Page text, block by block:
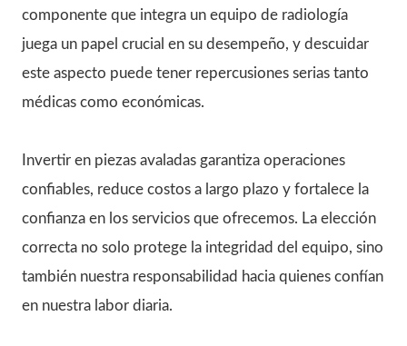
componente que integra un equipo de radiología
juega un papel crucial en su desempeño, y descuidar
este aspecto puede tener repercusiones serias tanto
médicas como económicas.
Invertir en piezas avaladas garantiza operaciones
confiables, reduce costos a largo plazo y fortalece la
confianza en los servicios que ofrecemos. La elección
correcta no solo protege la integridad del equipo, sino
también nuestra responsabilidad hacia quienes confían
en nuestra labor diaria.